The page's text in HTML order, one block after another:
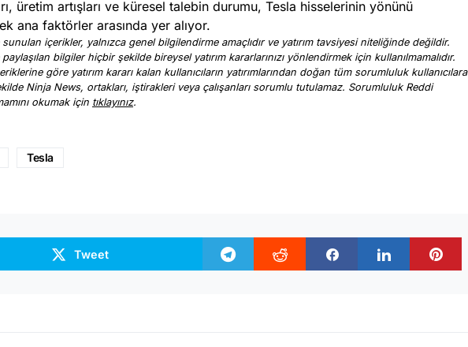
üretim artışları ve küresel talebin durumu, Tesla hisselerinin yönünü
ana faktörler arasında yer alıyor.
sunulan içerikler, yalnızca genel bilgilendirme amaçlıdır ve yatırım tavsiyesi niteliğinde değildir.
bilgiler hiçbir şekilde bireysel yatırım kararlarınızı yönlendirmek için kullanılmamalıdır.
göre yatırım kararı kalan kullanıcıların yatırımlarından doğan tüm sorumluluk kullanıcılara
Ninja News, ortakları, iştirakleri veya çalışanları sorumlu tutulamaz. Sorumluluk Reddi
okumak için tıklayınız.
Tesla
Tweet